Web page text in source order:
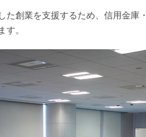
た創業を支援するため、信用金
す。